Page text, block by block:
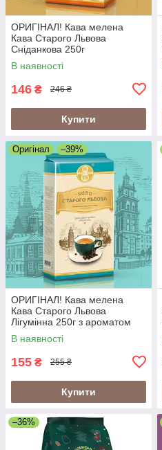
ОРИГІНАЛ! Кава мелена
Кава Старого Львова
Сніданкова 250г
В наявності
146 ₴ 246 ₴
Купити
Оригінал –39%
ОРИГІНАЛ! Кава мелена
Кава Старого Львова
Лігумінна 250г з ароматом
ірландського віскі
В наявності
155 ₴ 255 ₴
Купити
–36%